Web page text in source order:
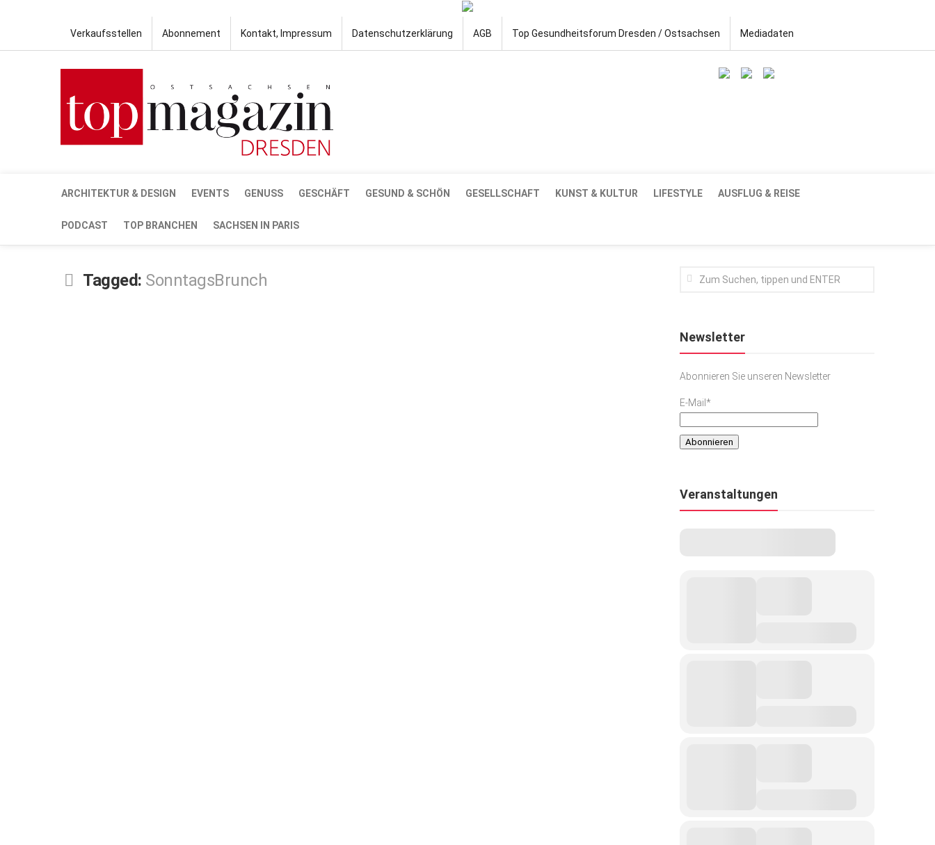
Verkaufsstellen Abonnement Kontakt, Impressum Datenschutzerklärung AGB Top Gesundheitsforum Dresden / Ostsachsen Mediadaten
ARCHITEKTUR & DESIGN EVENTS GENUSS GESCHÄFT GESUND & SCHÖN GESELLSCHAFT KUNST & KULTUR LIFESTYLE AUSFLUG & REISE
PODCAST TOP BRANCHEN SACHSEN IN PARIS
Tagged: SonntagsBrunch
Newsletter
Abonnieren Sie unseren Newsletter
E-Mail*
Veranstaltungen